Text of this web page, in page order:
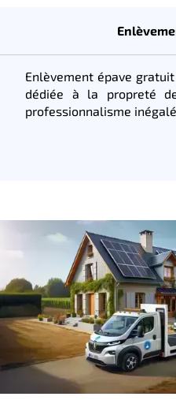
Enlèvement épave
dédiée à la propreté
professionnalisme